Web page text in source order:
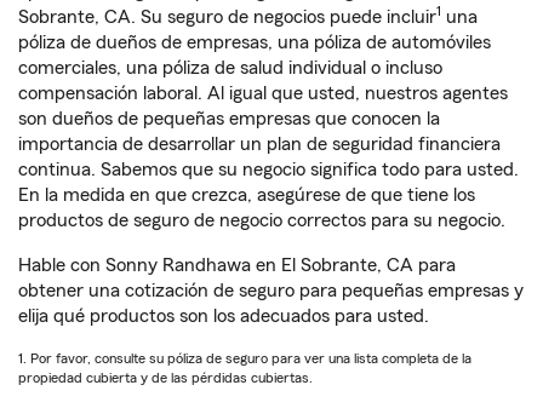
Sobrante, CA. Su seguro de negocios puede incluir1 una
póliza de dueños de empresas, una póliza de automóviles
comerciales, una póliza de salud individual o incluso
compensación laboral. Al igual que usted, nuestros agentes
son dueños de pequeñas empresas que conocen la
importancia de desarrollar un plan de seguridad financiera
continua. Sabemos que su negocio significa todo para usted.
En la medida en que crezca, asegúrese de que tiene los
productos de seguro de negocio correctos para su negocio.
Hable con Sonny Randhawa en El Sobrante, CA para
obtener una cotización de seguro para pequeñas empresas y
elija qué productos son los adecuados para usted.
1. Por favor, consulte su póliza de seguro para ver una lista completa de la
propiedad cubierta y de las pérdidas cubiertas.